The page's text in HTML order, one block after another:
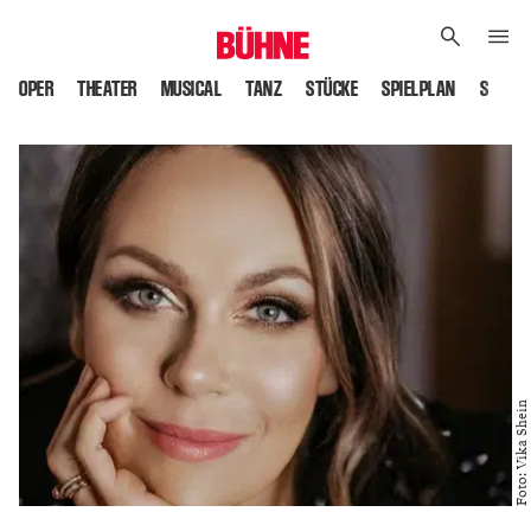
OPER THEATER MUSICAL TANZ STÜCKE SPIELPLAN
Foto: Vika Shein